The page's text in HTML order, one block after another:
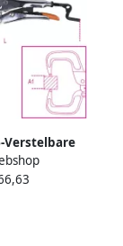
Verstelbare
Tang 90°